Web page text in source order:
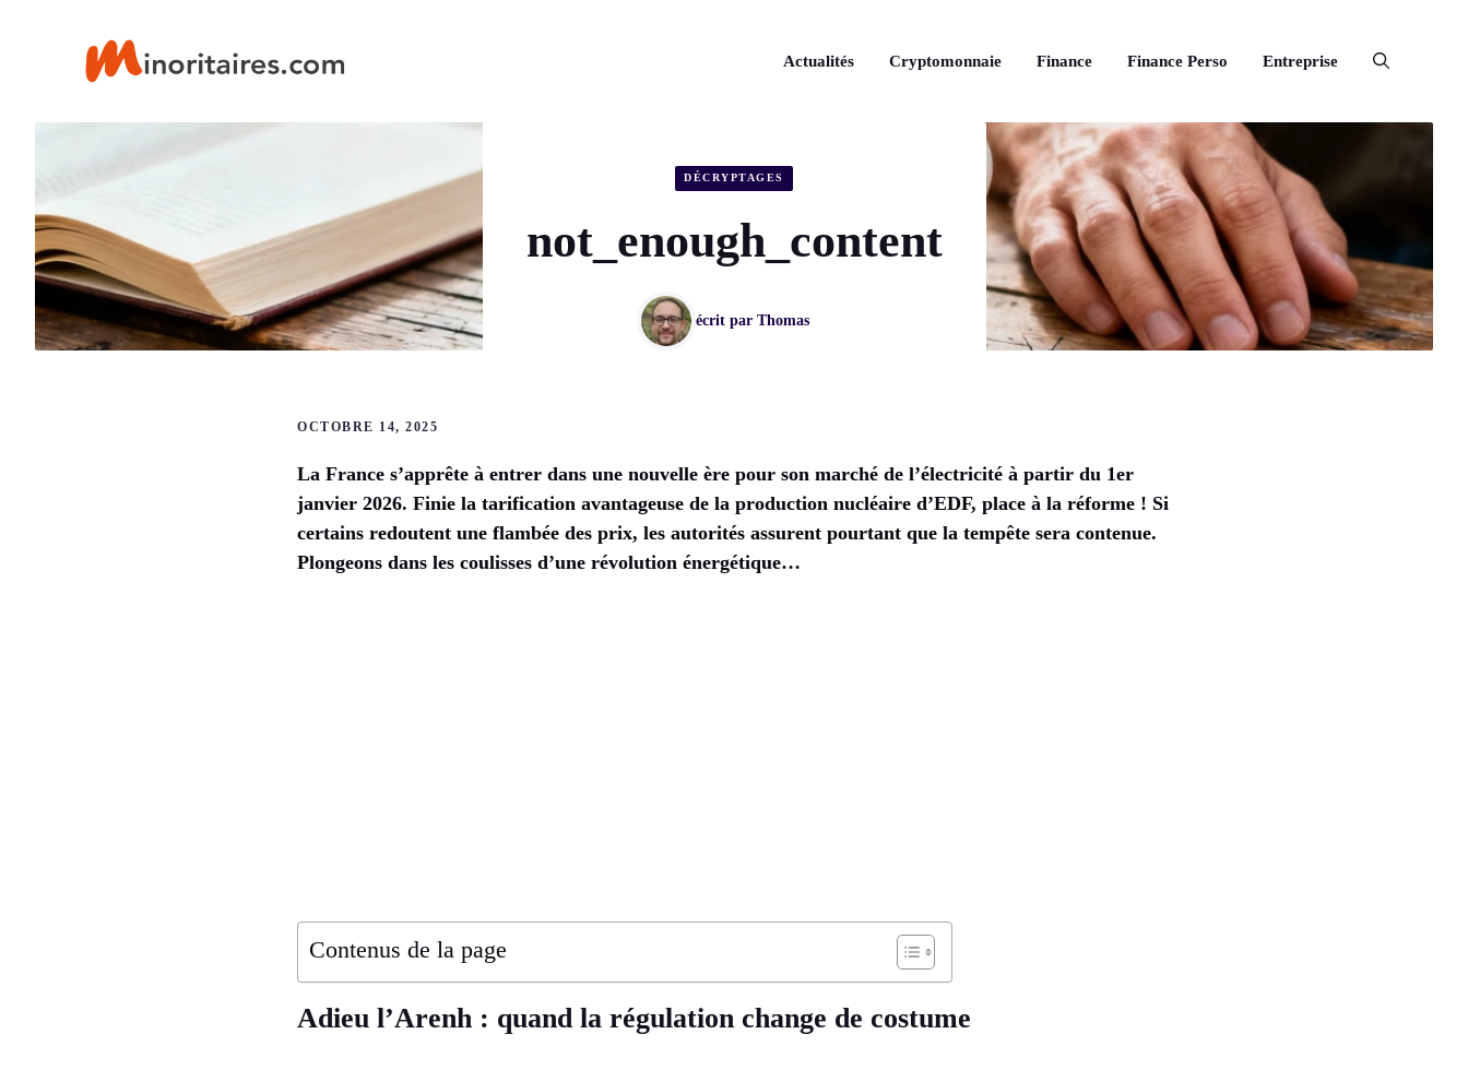
Actualités Cryptomonnaie Finance Finance Perso Entreprise
DÉCRYPTAGES
not_enough_content
écrit par Thomas
OCTOBRE 14, 2025
La France s’apprête à entrer dans une nouvelle ère pour son marché de l’électricité à partir du 1er
janvier 2026. Finie la tarification avantageuse de la production nucléaire d’EDF, place à la réforme ! Si
certains redoutent une flambée des prix, les autorités assurent pourtant que la tempête sera contenue.
Plongeons dans les coulisses d’une révolution énergétique…
Contenus de la page
Adieu l’Arenh : quand la régulation change de costume